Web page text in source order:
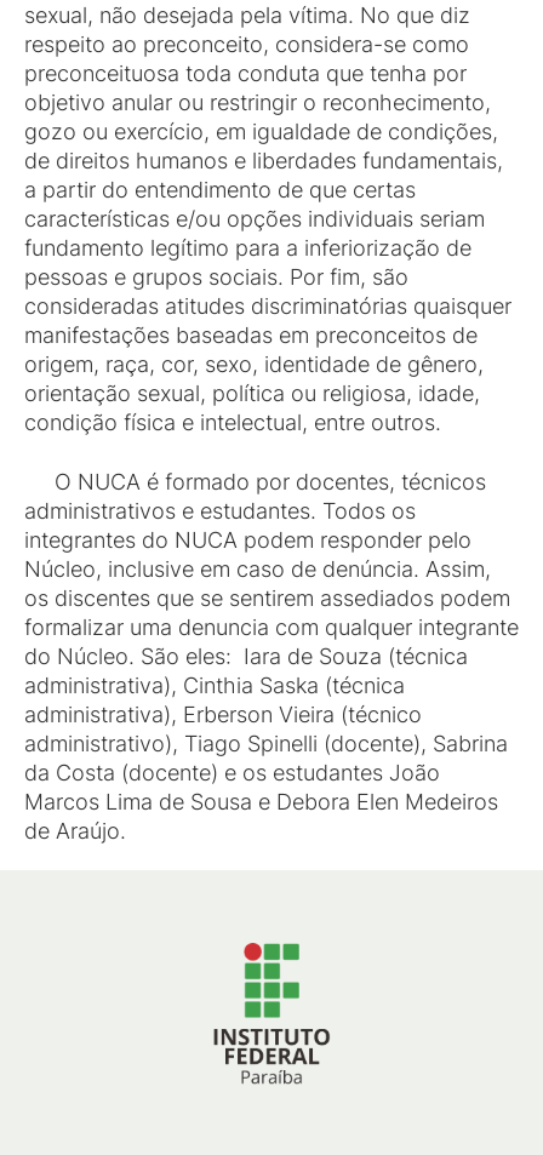
sexual, não desejada pela vítima. No que diz
respeito ao preconceito, considera-se como
preconceituosa toda conduta que tenha por
objetivo anular ou restringir o reconhecimento,
gozo ou exercício, em igualdade de condições,
de direitos humanos e liberdades fundamentais,
a partir do entendimento de que certas
características e/ou opções individuais seriam
fundamento legítimo para a inferiorização de
pessoas e grupos sociais. Por fim, são
consideradas atitudes discriminatórias quaisquer
manifestações baseadas em preconceitos de
origem, raça, cor, sexo, identidade de gênero,
orientação sexual, política ou religiosa, idade,
condição física e intelectual, entre outros.
O NUCA é formado por docentes, técnicos
administrativos e estudantes. Todos os
integrantes do NUCA podem responder pelo
Núcleo, inclusive em caso de denúncia. Assim,
os discentes que se sentirem assediados podem
formalizar uma denuncia com qualquer integrante
do Núcleo. São eles: Iara de Souza (técnica
administrativa), Cinthia Saska (técnica
administrativa), Erberson Vieira (técnico
administrativo), Tiago Spinelli (docente), Sabrina
da Costa (docente) e os estudantes João
Marcos Lima de Sousa e Debora Elen Medeiros
de Araújo.